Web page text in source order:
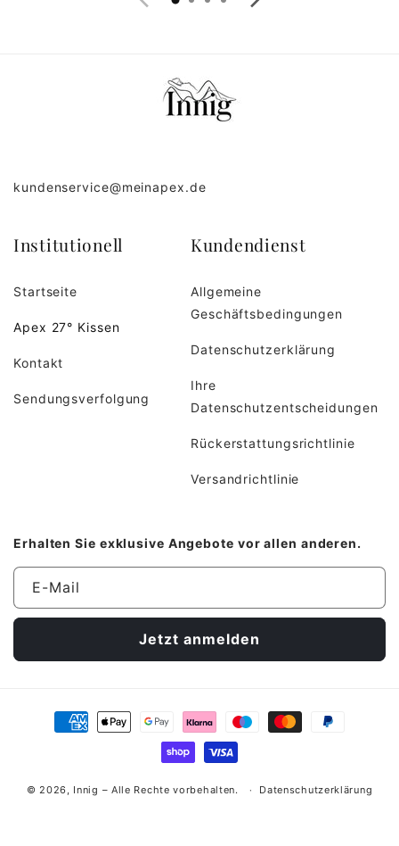
kundenservice@meinapex.de
Institutionell
Startseite
Apex 27° Kissen
Kontakt
Sendungsverfolgung
Kundendienst
Allgemeine
Geschäftsbedingungen
Datenschutzerklärung
Ihre
Datenschutzentscheidungen
Rückerstattungsrichtlinie
Versandrichtlinie
Erhalten Sie exklusive Angebote vor allen anderen.
E-Mail
Jetzt anmelden
Zahlungsmethoden
© 2026, Innig – Alle Rechte vorbehalten. Datenschutzerklärung